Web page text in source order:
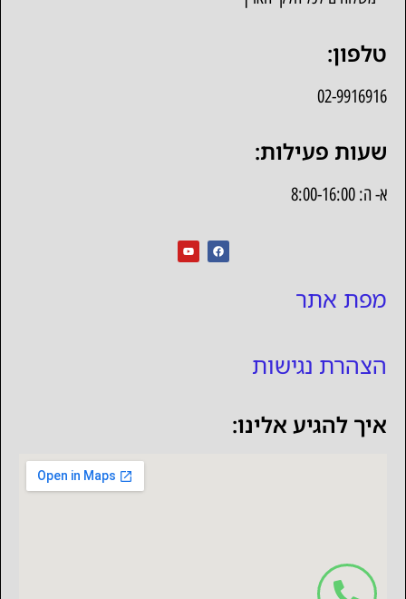
טלפון:
02-9916916
שעות פעילות:
א- ה: 8:00-16:00
מפת אתר
הצהרת נגישות
איך להגיע אלינו: